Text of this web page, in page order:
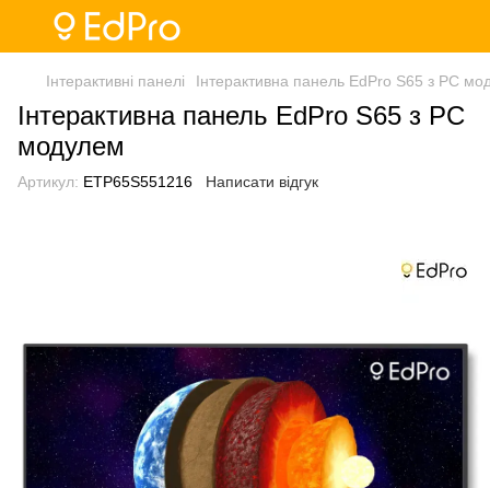
Інтерактивні панелі Інтерактивна панель EdPro S65 з PC
Інтерактивна панель EdPro S65 з PC
модулем
Артикул: ETP65S551216 Написати відгук